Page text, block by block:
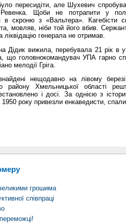
пересидіти, але Шухевич
Щоби не потрапити у
в скроню з «Вальтера». Кагебісти
мовляв, ніби той його вбив.
ліквідацію генерала не отримав.
Дідик вижила, перебувала 21 рік в
що головнокомандувач УПА гарно
мелодії Гріга.
нещодавно на лівому
району Хмельницької області
і досі. За однією з
1950 року привезли енкаведисти,
грошима
співпраці